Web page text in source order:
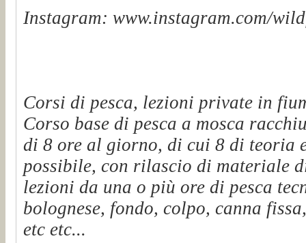
Instagram: www.instagram.com/
Corsi di pesca, lezioni private in
Corso base di pesca a mosca
di 8 ore al giorno, di cui 8 di teoria
possibile, con rilascio di materiale
lezioni da una o più ore di pesca
bolognese, fondo, colpo, canna
etc etc...